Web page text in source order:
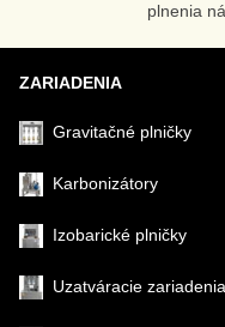
plnenia
ZARIADENIA
Gravitačné plničky
Karbonizátory
Izobarické plničky
Uzatváracie zariadenia